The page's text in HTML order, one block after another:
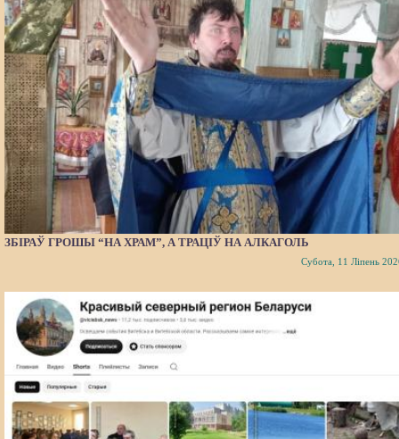
ЗБІРАЎ ГРОШЫ “НА ХРАМ”, А ТРАЦІЎ НА АЛКАГОЛЬ
Субота, 11 Ліпень